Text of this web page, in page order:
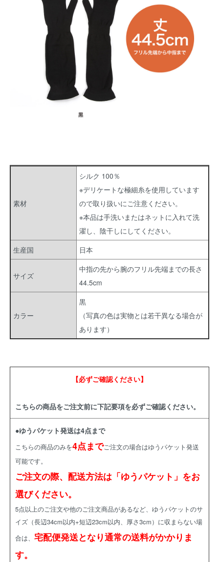
素材
シルク 100％
※デリケートな極細糸を使用しています
ので取り扱いにご注意ください。
※本品は手洗いまたはネットに入れて洗
濯し、陰干しにしてください。
生産国
日本
サイズ
中指の先から腕のフリル先端までの長さ
44.5cm
カラー
黒
（写真の色は実物とは若干異なる場合が
あります）
【必ずご確認ください】
こちらの商品をご注文前に下記要項を必ずご確認ください。
●ゆうパケット発送は4点まで
こちらの商品のみを4点までご注文の場合はゆうパケット発送
可能です。
ご注文の際、配送方法は「ゆうパケット」をお
選びください。
5点以上のご注文や他のご注文商品があるなど、ゆうパケットのサ
イズ（長辺34cm以内+短辺23cm以内、厚さ3cm）に収まらない場
合は、 宅配便発送となり通常の送料がかかりま
す。